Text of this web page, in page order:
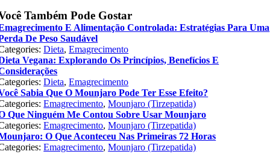
Também Pode Gostar
E Alimentação Controlada: Estratégias Para Uma
De Peso Saudável
Dieta,Emagrecimento
Vegana: Explorando Os Princípios, Benefícios E
Dieta,Emagrecimento
Sabia Que O Mounjaro Pode Ter Esse Efeito?
Emagrecimento,Mounjaro (Tirzepatida)
Que Ninguém Me Contou Sobre Usar Mounjaro
Emagrecimento,Mounjaro (Tirzepatida)
O Que Aconteceu Nas Primeiras 72 Horas
Emagrecimento,Mounjaro (Tirzepatida)